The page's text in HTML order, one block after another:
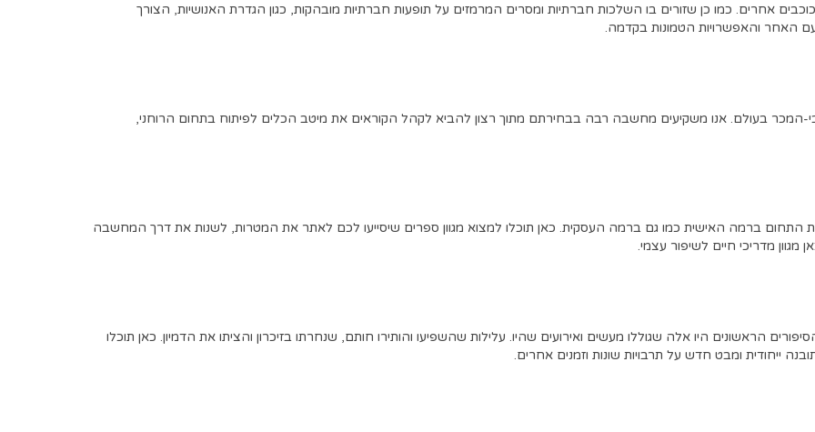
אחרים. כמו כן שזורים בו השלכות חברתיות ומסרים המרמזים על תופעות חברתיות מובהקות, כגון הגדרת האנושיות, הצורך
האחר והאפשרויות הטמונות בקדמה.
-המכר בעולם. אנו משקיעים מחשבה רבה בבחירתם מתוך רצון להביא לקהל הקוראים את מיטב הכלים לפיתוח בתחום הרוחני,
התחום ברמה האישית כמו גם ברמה העסקית. כאן תוכלו למצוא מגוון ספרים שיסייעו לכם לאתר את המטרות, לשנות את דרך המחשבה
מגוון מדריכי חיים לשיפור עצמי.
הסיפורים הראשונים היו אלה שגוללו מעשים ואירועים שהיו. עלילות שהשפיעו והותירו חותם, שנחרתו בזיכרון והציתו את הדמיון. כאן תוכלו
ייחודית ומבט חדש על תרבויות שונות וזמנים אחרים.